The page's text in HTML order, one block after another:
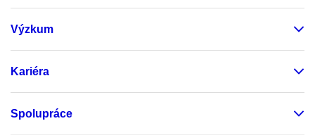
Výzkum
Kariéra
Spolupráce